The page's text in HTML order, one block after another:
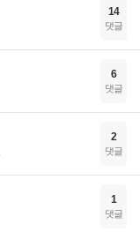
14
댓글
6
댓글
2
댓글
1
댓글